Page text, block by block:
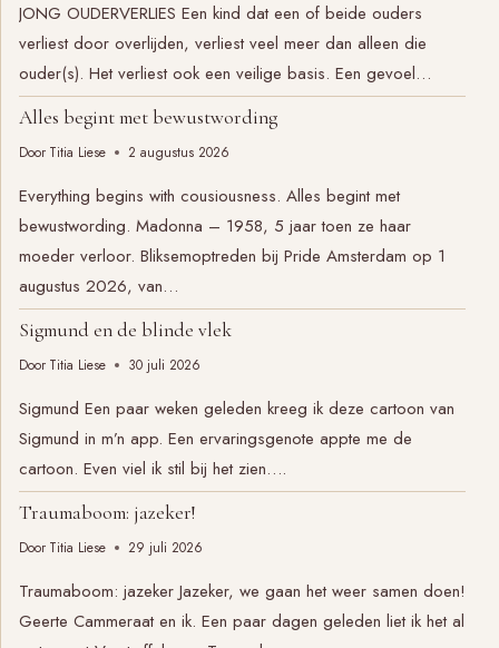
JONG OUDERVERLIES Een kind dat een of beide ouders
verliest door overlijden, verliest veel meer dan alleen die
ouder(s). Het verliest ook een veilige basis. Een gevoel…
Alles begint met bewustwording
Door Titia Liese 2 augustus 2026
Everything begins with cousiousness. Alles begint met
bewustwording. Madonna – 1958, 5 jaar toen ze haar
moeder verloor. Bliksemoptreden bij Pride Amsterdam op 1
augustus 2026, van…
Sigmund en de blinde vlek
Door Titia Liese 30 juli 2026
Sigmund Een paar weken geleden kreeg ik deze cartoon van
Sigmund in m’n app. Een ervaringsgenote appte me de
cartoon. Even viel ik stil bij het zien….
Traumaboom: jazeker!
Door Titia Liese 29 juli 2026
Traumaboom: jazeker Jazeker, we gaan het weer samen doen!
Geerte Cammeraat en ik. Een paar dagen geleden liet ik het al